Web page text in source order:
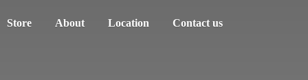
Store About Location Contact us